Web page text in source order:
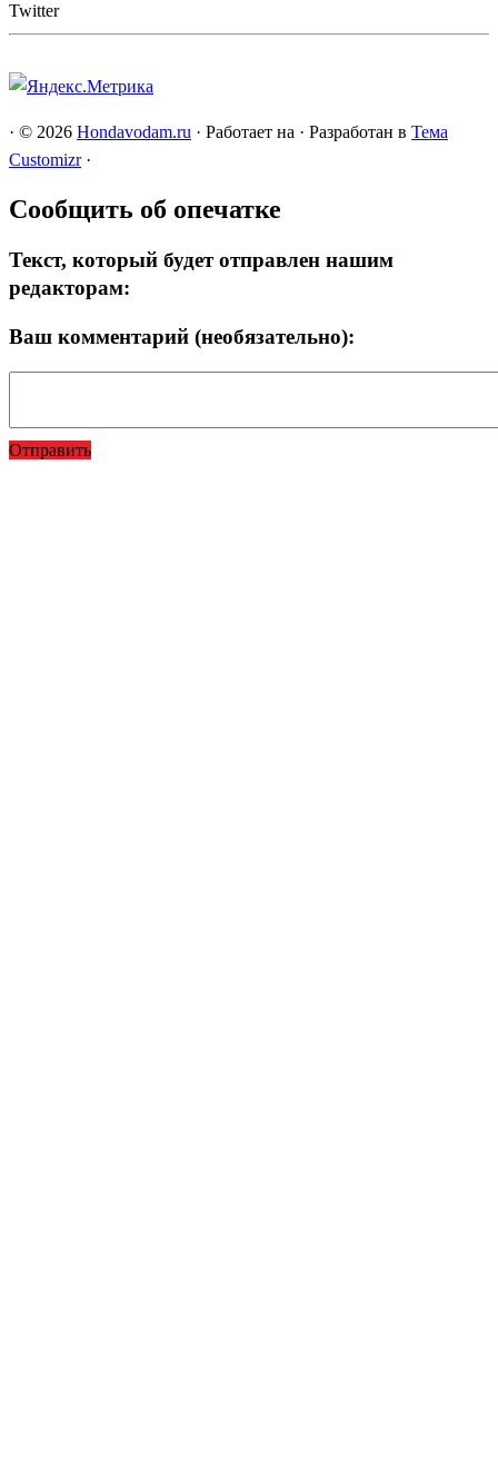
Twitter
· © 2026 Hondavodam.ru · Работает на · Разработан в Тема
Customizr ·
Сообщить об опечатке
Текст, который будет отправлен нашим
редакторам:
Ваш комментарий (необязательно):
Отправить